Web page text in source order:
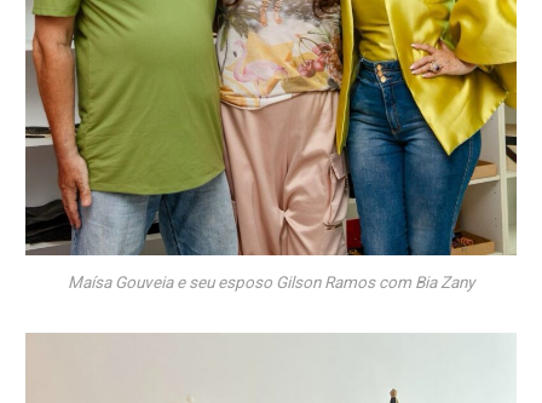
Maísa Gouveia e seu esposo Gilson Ramos com Bia Zany